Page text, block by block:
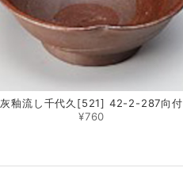
灰釉流し千代久[521] 42-2-287向付
¥760